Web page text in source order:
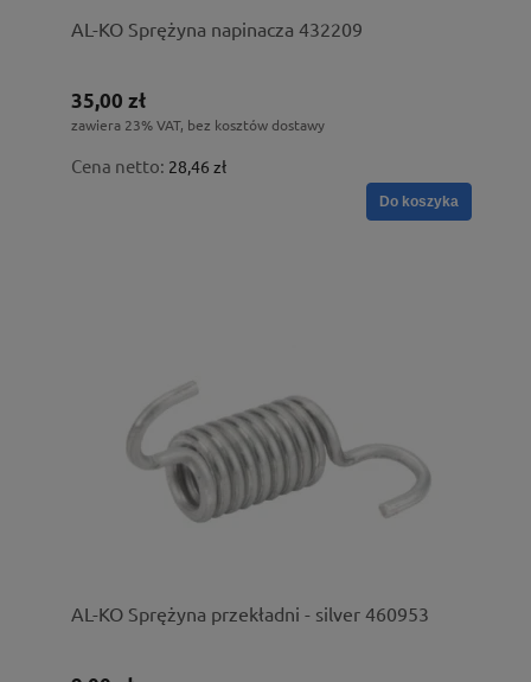
AL-KO Sprężyna napinacza 432209
35,00 zł
zawiera 23% VAT, bez kosztów dostawy
Cena netto: 28,46 zł
Do koszyka
AL-KO Sprężyna przekładni - silver 460953